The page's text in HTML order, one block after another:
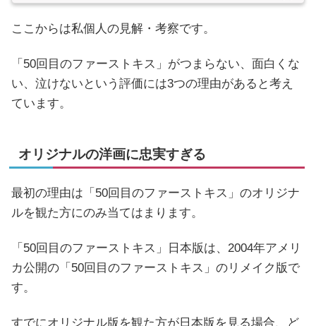
ここからは私個人の見解・考察です。
「50回目のファーストキス」がつまらない、面白くな
い、泣けないという評価には3つの理由があると考え
ています。
オリジナルの洋画に忠実すぎる
最初の理由は「50回目のファーストキス」のオリジナ
ルを観た方にのみ当てはまります。
「50回目のファーストキス」日本版は、2004年アメリ
カ公開の「50回目のファーストキス」のリメイク版で
す。
すでにオリジナル版を観た方が日本版を見る場合、ど